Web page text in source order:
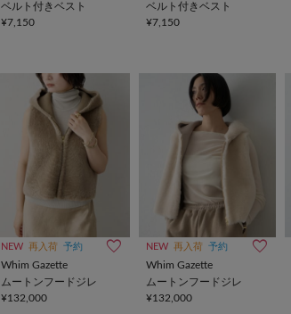
ベルト付きベスト
¥7,150
ベルト付きベスト
¥7,150
NEW 再入荷 予約
Whim Gazette
ムートンフードジレ
¥132,000
NEW 再入荷 予約
Whim Gazette
ムートンフードジレ
¥132,000